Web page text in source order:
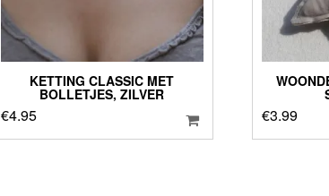
KETTING CLASSIC MET
BOLLETJES, ZILVER
€4.95 €3.99